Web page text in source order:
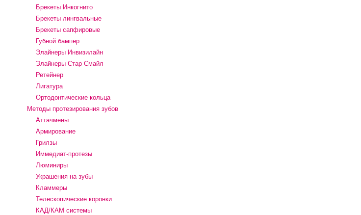
Брекеты Инкогнито
Брекеты лингвальные
Брекеты сапфировые
Губной бампер
Элайнеры Инвизилайн
Элайнеры Стар Смайл
Ретейнер
Лигатура
Ортодонтические кольца
Методы протезирования зубов
Аттачмены
Армирование
Грилзы
Иммедиат-протезы
Люминиры
Украшения на зубы
Кламмеры
Телескопические коронки
КАД/КАМ системы